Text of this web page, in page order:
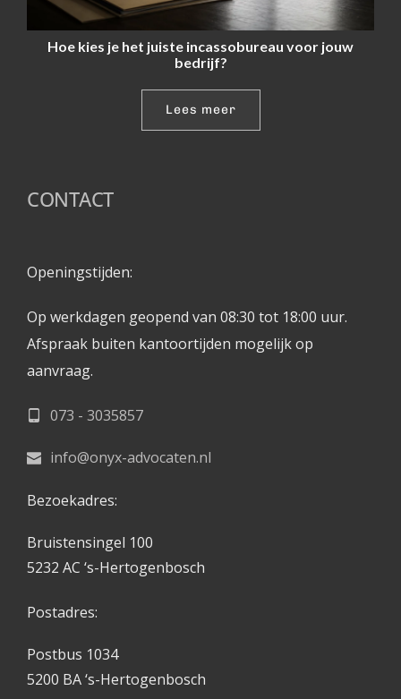
Hoe kies je het juiste incassobureau voor jouw
bedrijf?
Lees meer
CONTACT
Openingstijden:
Op werkdagen geopend van 08:30 tot 18:00 uur.
Afspraak buiten kantoortijden mogelijk op
aanvraag.
073 - 3035857
info@onyx-advocaten.nl
Bezoekadres:
Bruistensingel 100
5232 AC ‘s-Hertogenbosch
Postadres:
Postbus 1034
5200 BA ‘s-Hertogenbosch